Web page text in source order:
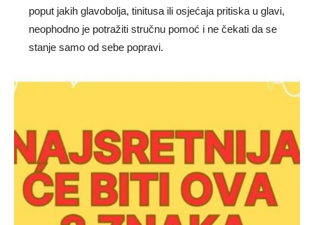
poput jakih glavobolja, tinitusa ili osjećaja pritiska u glavi,
neophodno je potražiti stručnu pomoć i ne čekati da se
stanje samo od sebe popravi.